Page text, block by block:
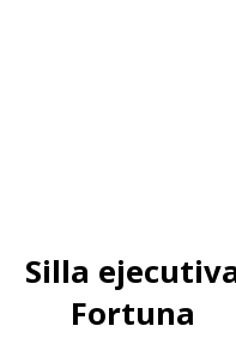
Silla
Fortuna